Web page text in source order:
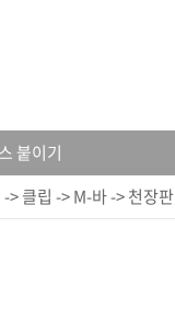
붙이기
> 클립 -> M-바 -> 천장판